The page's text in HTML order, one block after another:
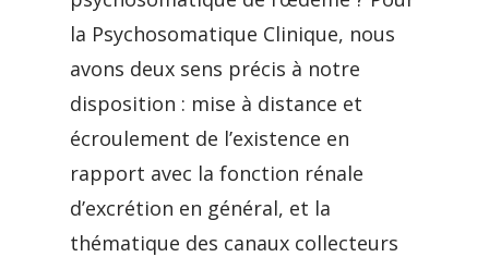
la Psychosomatique Clinique, nous
avons deux sens précis à notre
disposition : mise à distance et
écroulement de l’existence en
rapport avec la fonction rénale
d’excrétion en général, et la
thématique des canaux collecteurs